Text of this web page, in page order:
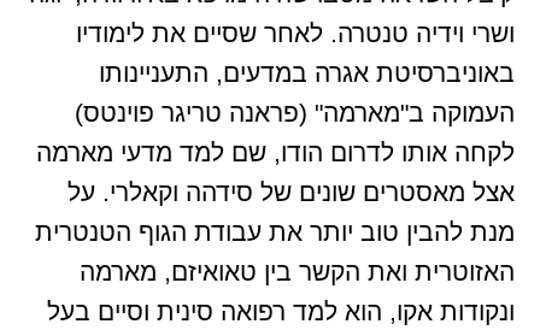
ושרי וידיה טנטרה. לאחר שסיים את לימודיו
באוניברסיטת אגרה במדעים, התעניינותו
העמוקה ב"מארמה" (פראנה טריגר פוינטס)
לקחה אותו לדרום הודו, שם למד מדעי מארמה
אצל מאסטרים שונים של סידהה וקאלרי. על
מנת להבין טוב יותר את עבודת הגוף הטנטרית
האזוטרית ואת הקשר בין טאואיזם, מארמה
ונקודות אקו, הוא למד רפואה סינית וסיים בעל